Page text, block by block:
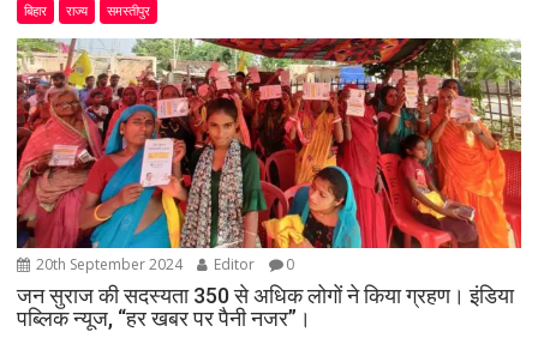
बिहार राज्य समस्तीपुर
20th September 2024 Editor 0
जन सुराज की सदस्यता 350 से अधिक लोगों ने किया ग्रहण। इंडिया
पब्लिक न्यूज, “हर खबर पर पैनी नजर”।